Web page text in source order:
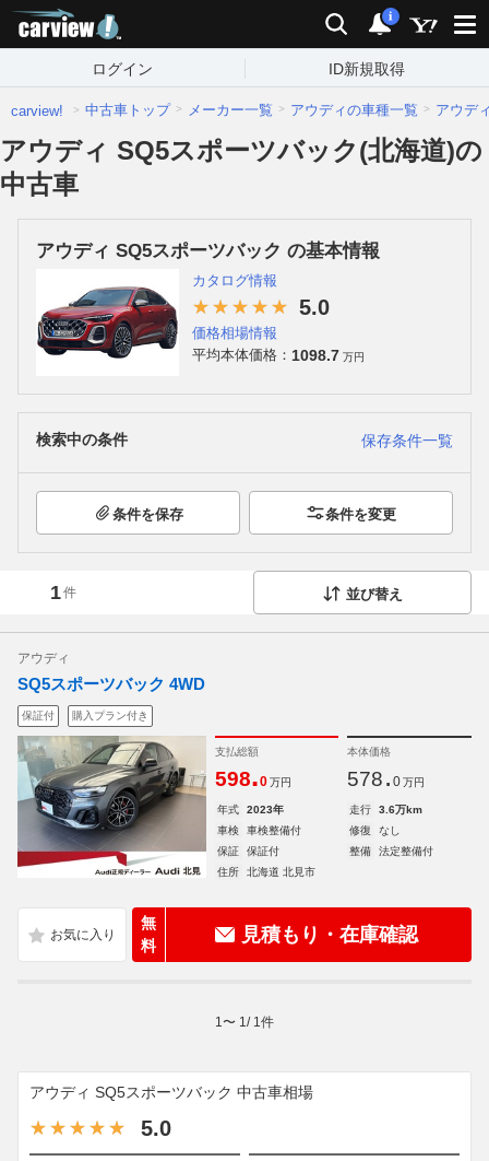
検索 通知
i
ログイン ID新規取得
carview! 中古車トップ メーカー一覧 アウディの車種一覧 アウデ
アウディ SQ5スポーツバック(北海道)の
中古車
アウディ SQ5スポーツバック の基本情報
カタログ情報
5.0
価格相場情報
平均本体価格： 1098.7 万円
検索中の条件 保存条件一覧
条件を保存 条件を変更
1件 並び替え
アウディ
SQ5スポーツバック 4WD
保証付 購入プラン付き
支払総額
598.0 万円
本体価格
578. 0 万円
年式 2023年 走行
3.6万km
車検
車検整備付 修復
なし
保証
保証付 整備
法定整備付
住所
北海道 北見市
無
料
見積もり・在庫確認
1 〜 1 / 1 件
アウディ SQ5スポーツバック 中古車相場
5.0